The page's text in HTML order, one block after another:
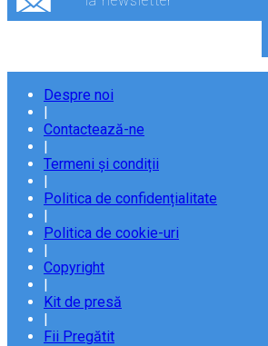
Despre noi
|
Contactează-ne
|
Termeni și condiții
|
Politica de confidențialitate
|
Politica de cookie-uri
|
Copyright
|
Kit de presă
|
Fii Pregătit